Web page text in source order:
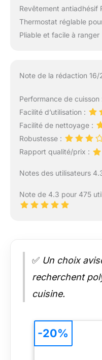
Revêtement antiadhésif
Thermostat réglable
Pliable et facile à ranger
Note de la rédaction 16/
Performance de cuisson
Facilité d’utilisation :
Facilité de nettoyage :
Robustesse :
Rapport qualité/prix :
Notes des utilisateurs
Note de 4.3 pour 475
✅ Un choix
recherchent
cuisine.
-20%